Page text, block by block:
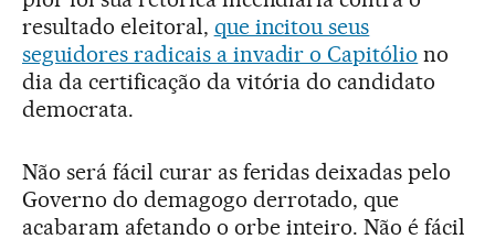
resultado eleitoral, que incitou seus
seguidores radicais a invadir o Capitólio no
dia da certificação da vitória do candidato
democrata.
Não será fácil curar as feridas deixadas pelo
Governo do demagogo derrotado, que
acabaram afetando o orbe inteiro. Não é fácil